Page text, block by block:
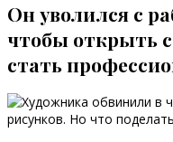
Он уволился с
чтобы открыть
стать